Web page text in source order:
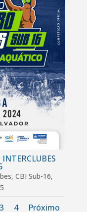
,CBI Sub-16,
3 4 Próximo